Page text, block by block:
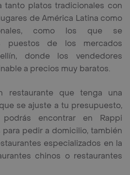
tanto platos tradicionales con
de América Latina como
como los que se
puestos de los mercados
donde los vendedores
a precios muy baratos.
restaurante que tenga una
se ajuste a tu presupuesto,
encontrar en Rappi
pedir a domicilio, también
especializados en la
chinos o restaurantes